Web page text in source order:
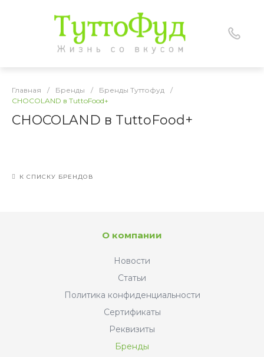
Главная / Бренды / Бренды Туттофуд
/
CHOCOLAND в TuttoFood+
CHOCOLAND в TuttoFood+
К СПИСКУ БРЕНДОВ
О компании
Новости
Статьи
Политика конфиденциальности
Сертификаты
Реквизиты
Бренды